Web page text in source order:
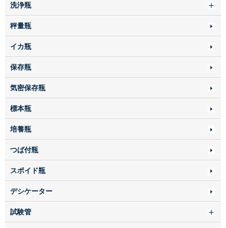
洗浄瓶
秤量瓶
イカ瓶
保存瓶
気密保存瓶
標本瓶
培養瓶
つば付瓶
スポイド瓶
デシケーター
試験管